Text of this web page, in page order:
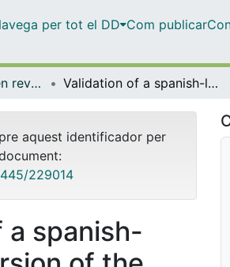
per tot el DD Com publicar
Articles publicats en revistes (Didàctiques Aplicades) Validation of a spanish-language version of the weight pressures in sport scale for male athletes
aquest identificador per
229014
a spanish-